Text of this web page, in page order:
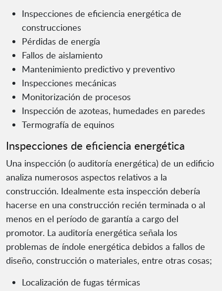
Inspecciones de eficiencia energética de
construcciones
Pérdidas de energía
Fallos de aislamiento
Mantenimiento predictivo y preventivo
Inspecciones mecánicas
Monitorización de procesos
Inspección de azoteas, humedades en paredes
Termografía de equinos
Inspecciones de eficiencia energética
Una inspección (o auditoría energética) de un edificio
analiza numerosos aspectos relativos a la
construcción. Idealmente esta inspección debería
hacerse en una construcción recién terminada o al
menos en el período de garantía a cargo del
promotor. La auditoría energética señala los
problemas de índole energética debidos a fallos de
diseño, construcción o materiales, entre otras cosas;
Localización de fugas térmicas